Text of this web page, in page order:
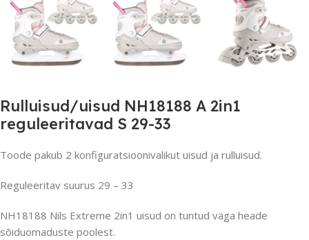
Rulluisud/uisud NH18188 A 2in1
reguleeritavad S 29-33
Toode pakub 2 konfiguratsioonivalikut uisud ja rulluisud.
Reguleeritav suurus 29 – 33
NH18188 Nils Extreme 2in1 uisud on tuntud väga heade
sõiduomaduste poolest.